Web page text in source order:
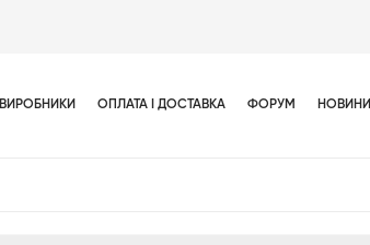
ВИРОБНИКИ ОПЛАТА І ДОСТАВКА ФОРУМ НОВИНИ